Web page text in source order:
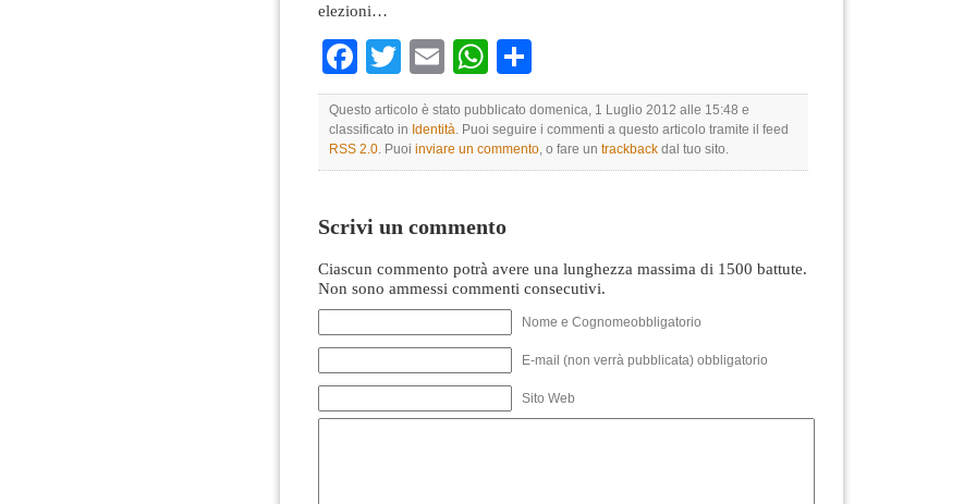
elezioni…
Facebook
TwitterEmailWhatsApp
Questo articolo è stato pubblicato domenica, 1 Luglio 2012 alle 15:48 e
classificato in Identità. Puoi seguire i commenti a questo articolo tramite il feed
RSS 2.0. Puoi inviare un commento, o fare un trackback dal tuo sito.
Scrivi un commento
Ciascun commento potrà avere una lunghezza massima di 1500 battute.
Non sono ammessi commenti consecutivi.
Nome e Cognomeobbligatorio
E-mail (non verrà pubblicata) obbligatorio
Sito Web